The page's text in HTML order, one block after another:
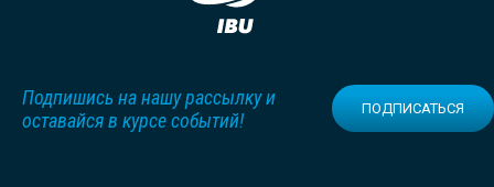
Подпишись на нашу рассылку и
оставайся в курсе событий!
ПОДПИСАТЬСЯ